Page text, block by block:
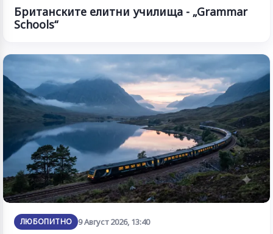
Британските елитни училища - „Grammar
Schools“
ЛЮБОПИТНО 9 Август 2026, 13:40